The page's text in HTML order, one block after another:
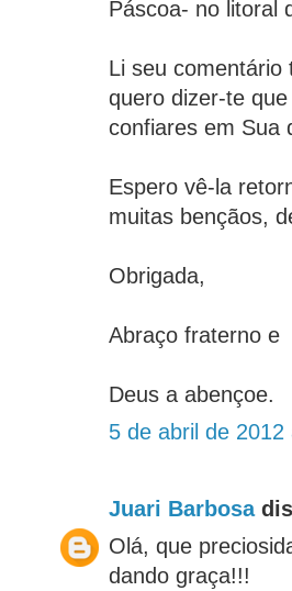
Páscoa- no litoral
Li seu comentário
quero dizer-te
confiares em Sua
Espero vê-la
muitas bençãos,
Obrigada,
Abraço fraterno e
Deus a abençoe.
5 de abril de 2012
Juari Barbosa
Olá, que
dando graça!!!